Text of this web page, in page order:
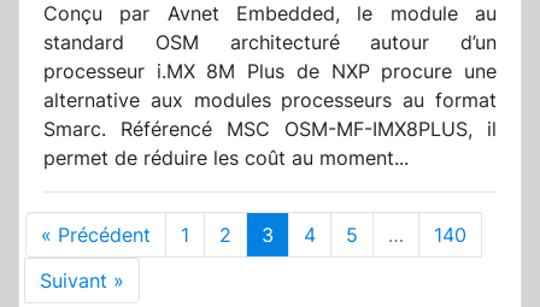
Conçu par Avnet Embedded, le module au
standard OSM architecturé autour d’un
processeur i.MX 8M Plus de NXP procure une
alternative aux modules processeurs au format
Smarc. Référencé MSC OSM-MF-IMX8PLUS, il
permet de réduire les coût au moment...
« Précédent 1 2 3 4 5 …
140
Suivant »